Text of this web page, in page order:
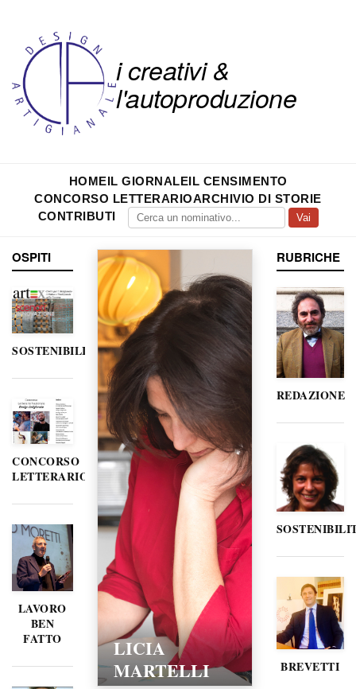
i creativi &
l'autoproduzione
HOMEIL GIORNALEIL CENSIMENTO
CONCORSO LETTERARIOARCHIVIO DI STORIE
CONTRIBUTI
Vai
OSPITI
SOSTENIBILITÀ
CONCORSO
LETTERARIO
LAVORO
BEN
FATTO
LICIA
MARTELLI
RUBRICHE
REDAZIONE
BREVETTI